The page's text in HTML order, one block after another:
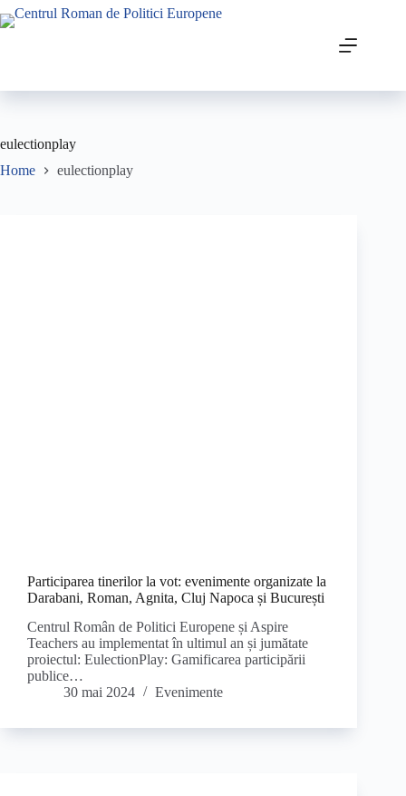
eulectionplay
Home
eulectionplay
Participarea tinerilor la vot: evenimente organizate la
Darabani, Roman, Agnita, Cluj Napoca și București
Centrul Român de Politici Europene și Aspire
Teachers au implementat în ultimul an și jumătate
proiectul: EulectionPlay: Gamificarea participării
publice…
30 mai 2024
Evenimente